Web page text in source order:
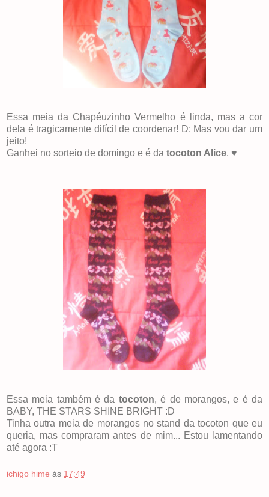
Essa meia da Chapéuzinho Vermelho é linda, mas a cor
dela é tragicamente difícil de coordenar! D: Mas vou dar um
jeito!
Ganhei no sorteio de domingo e é da tocoton Alice. ♥
Essa meia também é da tocoton, é de morangos, e é da
BABY, THE STARS SHINE BRIGHT :D
Tinha outra meia de morangos no stand da tocoton que eu
queria, mas compraram antes de mim... Estou lamentando
até agora :T
ichigo hime às 17:49